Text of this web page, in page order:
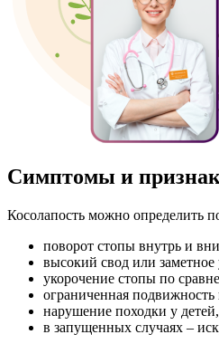
Симптомы и
Косолапость можно определить
поворот стопы внутрь и
высокий свод или
укорочение стопы по
ограниченная подвижность
нарушение походки у
в запущенных случаях –